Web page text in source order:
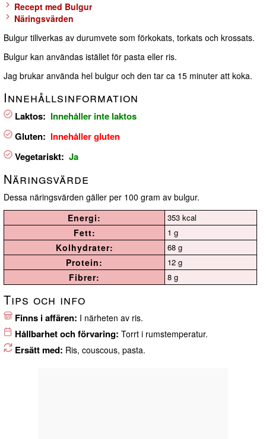
Recept med Bulgur
Näringsvärden
Bulgur tillverkas av durumvete som förkokats, torkats och krossats.
Bulgur kan användas istället för pasta eller ris.
Jag brukar använda hel bulgur och den tar ca 15 minuter att koka.
Innehållsinformation
Laktos: Innehåller inte laktos
Gluten: Innehåller gluten
Vegetariskt: Ja
Näringsvärde
Dessa näringsvärden gäller per 100 gram av bulgur.
Energi:
353 kcal
Fett: 1 g
Kolhydrater: 68 g
Protein: 12 g
Fibrer: 8 g
Tips och info
Finns i affären: I närheten av ris.
Hållbarhet och förvaring: Torrt i rumstemperatur.
Ersätt med: Ris, couscous, pasta.